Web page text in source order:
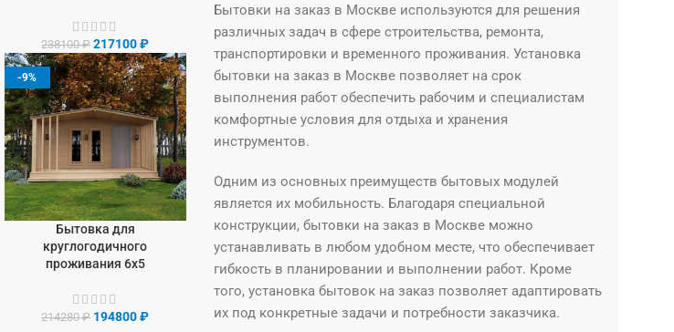
238100₽ 217100₽
-9%
В КОРЗИНУБытовка для
круглогодичного
проживания 6х5
214280₽ 194800₽
Бытовки на заказ в Москве используются для решения
различных задач в сфере строительства, ремонта,
транспортировки и временного проживания. Установка
бытовки на заказ в Москве позволяет на срок
выполнения работ обеспечить рабочим и специалистам
комфортные условия для отдыха и хранения
инструментов.
Одним из основных преимуществ бытовых модулей
является их мобильность. Благодаря специальной
конструкции, бытовки на заказ в Москве можно
устанавливать в любом удобном месте, что обеспечивает
гибкость в планировании и выполнении работ. Кроме
того, установка бытовок на заказ позволяет адаптировать
их под конкретные задачи и потребности заказчика.